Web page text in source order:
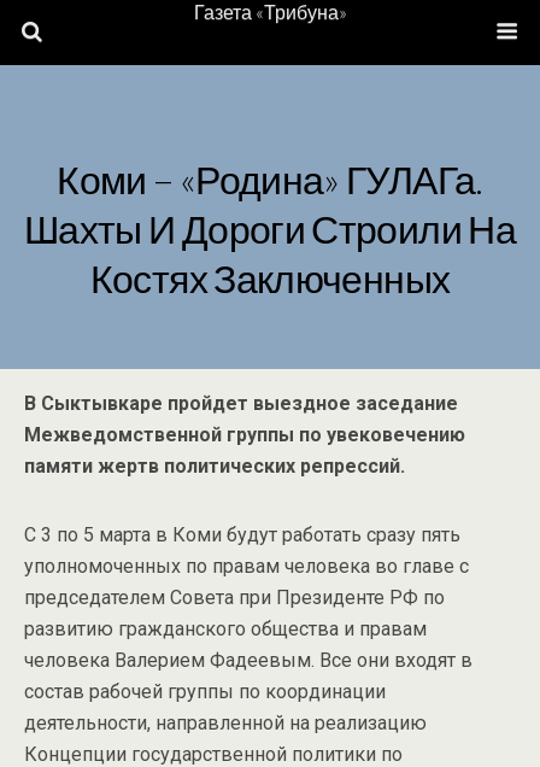
Газета «Трибуна»
Коми – «родина» ГУЛАГа.
Шахты И Дороги Строили На
Костях Заключенных
В Сыктывкаре пройдет выездное заседание
Межведомственной группы по увековечению
памяти жертв политических репрессий.
С 3 по 5 марта в Коми будут работать сразу пять
уполномоченных по правам человека во главе с
председателем Совета при Президенте РФ по
развитию гражданского общества и правам
человека Валерием Фадеевым. Все они входят в
состав рабочей группы по координации
деятельности, направленной на реализацию
Концепции государственной политики по